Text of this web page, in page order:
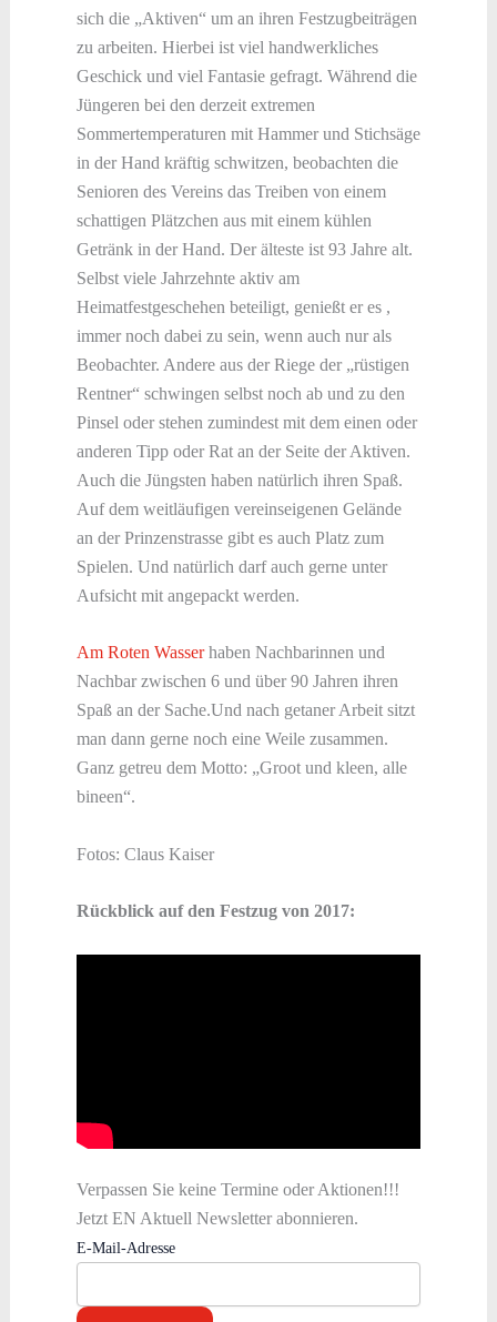
sich die „Aktiven“ um an ihren Festzugbeiträgen
zu arbeiten. Hierbei ist viel handwerkliches
Geschick und viel Fantasie gefragt. Während die
Jüngeren bei den derzeit extremen
Sommertemperaturen mit Hammer und Stichsäge
in der Hand kräftig schwitzen, beobachten die
Senioren des Vereins das Treiben von einem
schattigen Plätzchen aus mit einem kühlen
Getränk in der Hand. Der älteste ist 93 Jahre alt.
Selbst viele Jahrzehnte aktiv am
Heimatfestgeschehen beteiligt, genießt er es ,
immer noch dabei zu sein, wenn auch nur als
Beobachter. Andere aus der Riege der „rüstigen
Rentner“ schwingen selbst noch ab und zu den
Pinsel oder stehen zumindest mit dem einen oder
anderen Tipp oder Rat an der Seite der Aktiven.
Auch die Jüngsten haben natürlich ihren Spaß.
Auf dem weitläufigen vereinseigenen Gelände
an der Prinzenstrasse gibt es auch Platz zum
Spielen. Und natürlich darf auch gerne unter
Aufsicht mit angepackt werden.
Am Roten Wasserhaben Nachbarinnen und
Nachbar zwischen 6 und über 90 Jahren ihren
Spaß an der Sache.Und nach getaner Arbeit sitzt
man dann gerne noch eine Weile zusammen.
Ganz getreu dem Motto: „Groot und kleen, alle
bineen“.
Fotos: Claus Kaiser
Rückblick auf den Festzug von 2017:
Verpassen Sie keine Termine oder Aktionen!!!
Jetzt EN Aktuell Newsletter abonnieren.
E-Mail-Adresse